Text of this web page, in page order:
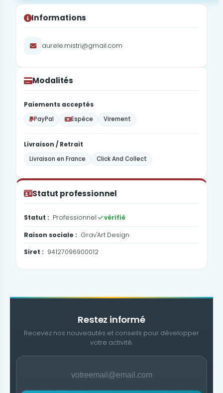
Informations
aurele.mistri@gmail.com
Modalités
Paiements acceptés
PayPal
Espèce Virement
Livraison / Retrait
Livraison en France
Click And Collect
Statut professionnel
Statut : Professionnel vérifié
Raison sociale : Grav'Art Design
Siret : 94127096900012
Restez informé
Recevez nos nouveautés et conseils pour développer
votre activité.